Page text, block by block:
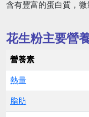
含有豐富的蛋白質，微
花生粉主要營
營養素
熱量
脂肪